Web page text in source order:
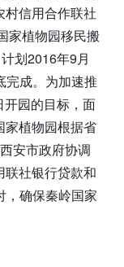
村信用合作联社
家植物园移民搬
划2016年9月
完成。为加速推
园的目标，面
家植物园根据省
安市政府协调
社银行贷款和
，确保秦岭国家